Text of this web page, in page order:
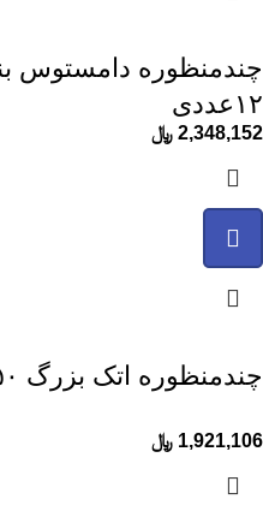
۱۲عددی
2,348,152 ﷼
چندمنظوره اتک بزرگ ۷۵۰گرمی ۱۲عددی
1,921,106 ﷼